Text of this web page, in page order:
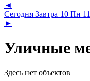
◄
Сегодня Завтра 10 Пн
►
Уличные
Здесь нет объектов